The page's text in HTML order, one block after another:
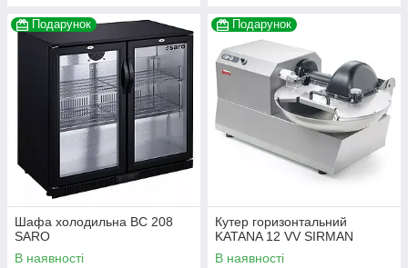
Подарунок
Шафа холодильна BC 208
SARO
В наявності
Подарунок
Кутер горизонтальний
KATANA 12 VV SIRMAN
В наявності